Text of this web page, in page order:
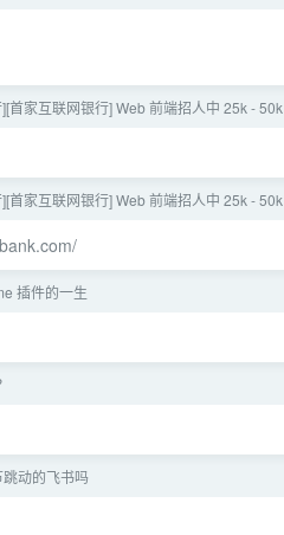
首家互联网银行] Web 前端招人中 25k - 50k
首家互联网银行] Web 前端招人中 25k - 50k
插件的一生
动的飞书吗